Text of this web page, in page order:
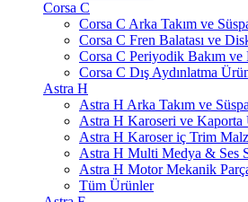
Corsa C
Corsa C Arka Takım ve
Corsa C Fren Balatası ve
Corsa C Periyodik Bakım ve
Corsa C Dış Aydınlatma
Astra H
Astra H Arka Takım ve
Astra H Karoseri ve Kaporta
Astra H Karoser iç Trim
Astra H Multi Medya & Ses
Astra H Motor Mekanik
Tüm Ürünler